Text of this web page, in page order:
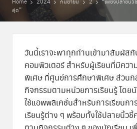
เ
สุด”
วันนี้เราจะพาทุกท่านเข้ามาสัมผัส
คอมพิวเตอร์ สำหรับผู้เรียนที่มีควา
พิเศษ ที่ศูนย์การศึกษาพิเศษ ส่วนก
กิจกรรมตามหน่วยการเรียนรู้ โดย
ใช้แอพพลิเคชั่นสำหรับการเรียนก
เรียนรู้ต่าง ๆ พร้อมทัังใช้ปลายนิ้วชี้